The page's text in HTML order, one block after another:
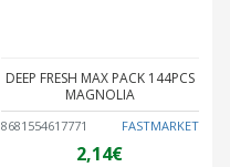
8681554617771 FASTMARKET
DEEP FRESH MAX PACK 144PCS
MAGNOLIA
2,14€